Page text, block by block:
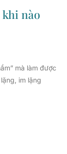
nào
mà làm được
im lặng